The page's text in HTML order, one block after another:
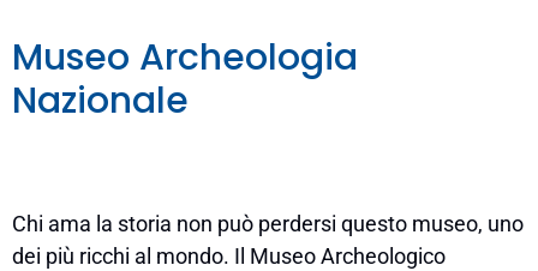
Museo Archeologia
Nazionale
Chi ama la storia non può perdersi questo museo, uno
dei più ricchi al mondo. Il Museo Archeologico